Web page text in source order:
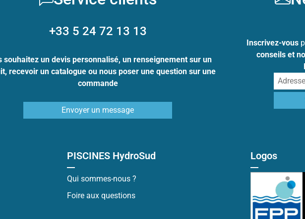
+33 5 24 72 13 13
souhaitez un devis personnalisé, un renseignement sur un
recevoir un catalogue ou nous poser une question sur une
commande
Envoyer un message
Inscrivez-vous
conseils et
PISCINES HydroSud
Qui sommes-nous ?
Foire aux questions
Logos